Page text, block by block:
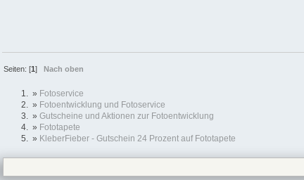
Seiten: [1]Nach oben
» Fotoservice
» Fotoentwicklung und Fotoservice
» Gutscheine und Aktionen zur Fotoentwicklung
» Fototapete
» KleberFieber - Gutschein 24 Prozent auf Fototapete